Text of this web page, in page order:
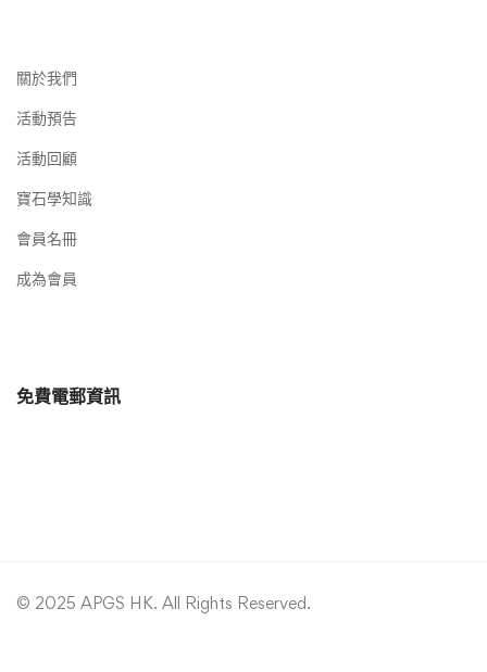
關於我們
活動預告
活動回顧
寶石學知識
會員名冊
成為會員
免費電郵資訊
© 2025 APGS HK. All Rights Reserved.